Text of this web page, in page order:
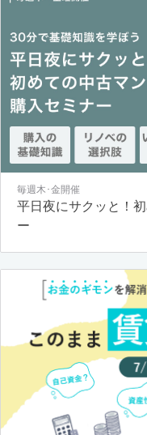
毎週木･金開催
平日夜にサクッと！
ー